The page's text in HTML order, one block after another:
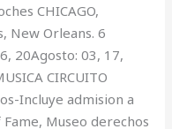
CHICAGO,
New Orleans. 6
20Agosto: 03, 17,
CIRCUITO
Incluye admision a
Museo derechos